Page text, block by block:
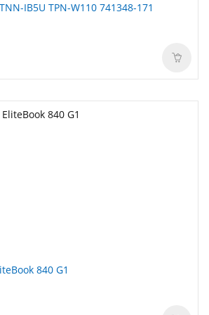
TP02XL voor HP HSTNN-IB5U TPN-W110 741348-171
840 G1